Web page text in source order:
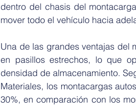
dentro del chasis del
mover todo el vehículo hacia
Una de las grandes ventajas del
en pasillos estrechos, lo que
densidad de almacenamiento.
Materiales, los montacargas
30%, en comparación con los